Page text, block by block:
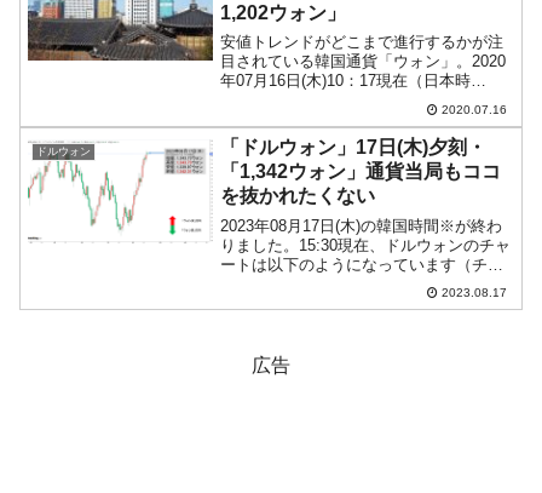
1,202ウォン」
安値トレンドがどこまで進行するかが注
目されている韓国通貨「ウォン」。2020
年07月16日(木)10：17現在（日本時
間）、ドルウォンチャートは以下のよう
『Investing.com』より引用：以下同）。
ウォン安方...
2020.07.16
ドルウォン
「ドルウォン」17日(木)夕刻・
「1,342ウォン」通貨当局もココ
を抜かれたくない
2023年08月17日(木)の韓国時間※が終わ
りました。15:30現在、ドルウォンのチャ
ートは以下のようになっています（チャ
ートは『Investing.com』より引用）。す
るすると「1ドル＝1,340ウォン」を突破
2023.08.17
広告